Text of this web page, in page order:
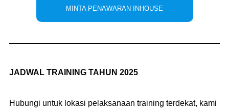
MINTA PENAWARAN INHOUSE
JADWAL TRAINING TAHUN 2025
Hubungi untuk lokasi pelaksanaan training terdekat, kami